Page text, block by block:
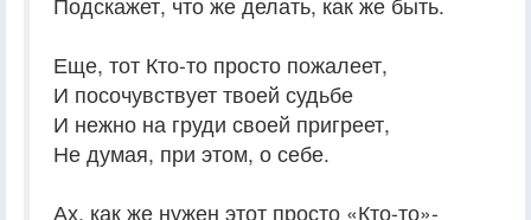
Еще, тот Кто-то просто пожалеет,
И посочувствует твоей судьбе
И нежно на груди своей пригреет,
Не думая, при этом, о себе.
Ах, как же нужен этот просто «Кто-то»-